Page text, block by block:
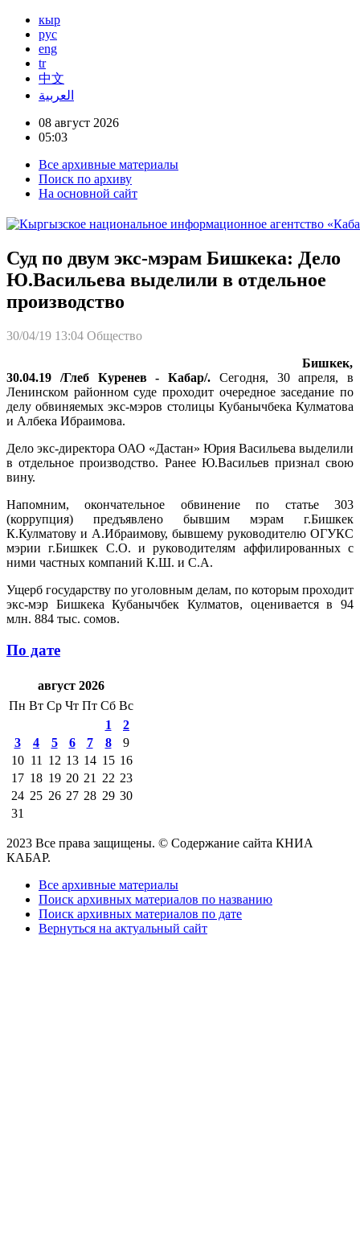
кыр
рус
eng
tr
中文
العربية
08 август 2026
05:03
Все архивные материалы
Поиск по архиву
На основной сайт
Суд по двум экс-мэрам Бишкека: Дело
Ю.Васильева выделили в отдельное
производство
30/04/19 13:04 Общество
Бишкек,
30.04.19 /Глеб Куренев - Кабар/. Сегодня, 30 апреля, в
Ленинском районном суде проходит очередное заседание по
делу обвиняемых экс-мэров столицы Кубанычбека Кулматова
и Албека Ибраимова.
Дело экс-директора ОАО «Дастан» Юрия Васильева выделили
в отдельное производство. Ранее Ю.Васильев признал свою
вину.
Напомним, окончательное обвинение по статье 303
(коррупция) предъявлено бывшим мэрам г.Бишкек
К.Кулматову и А.Ибраимову, бывшему руководителю ОГУКС
мэрии г.Бишкек С.О. и руководителям аффилированных с
ними частных компаний К.Ш. и С.А.
Ущерб государству по уголовным делам, по которым проходит
экс-мэр Бишкека Кубанычбек Кулматов, оценивается в 94
млн. 884 тыс. сомов.
По дате
август 2026
Пн Вт Ср Чт Пт Сб Вс
1
2
3
4 5 6 7 8
9
10 11 12 13 14 15 16
17 18 19 20 21 22 23
24 25 26 27 28 29 30
31
2023 Все права защищены. © Содержание сайта КНИА
КАБАР.
Все архивные материалы
Поиск архивных материалов по названию
Поиск архивных материалов по дате
Вернуться на актуальный сайт